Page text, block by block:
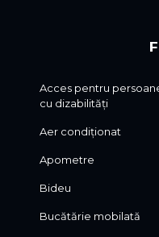
Acces pentru
cu dizabilități
Aer condiționat
Apometre
Bideu
Bucătărie mobilată